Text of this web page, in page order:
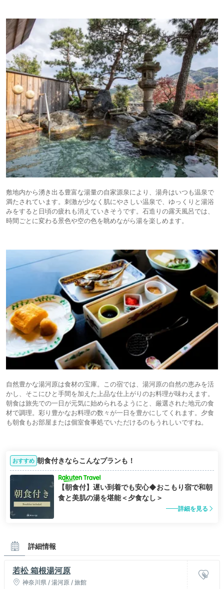
敷地内から湧き出る豊富な湯量の自家源泉により、湯舟はいつも温泉で
満たされています。刺激が少なく肌にやさしい温泉で、ゆっくりと湯浴
みをすると日頃の疲れも消えていきそうです。石造りの露天風呂では、
時間ごとに変わる景色や空の色を眺めながら湯を楽しめます。
自然豊かな湯河原は食材の宝庫。この宿では、湯河原の自然の恵みを活
かし、そこにひと手間を加えた上品な仕上がりのお料理が味わえます。
朝食は旅先での一日が元気に始められるようにと、厳選された地元の食
材で調理。彩り豊かなお料理の数々が一日を豊かにしてくれます。夕食
も朝食もお部屋または個室食事処でいただけるのもうれしいですね。
おすすめ 朝食付きならこんなプランも！
【朝食付】遅い到着でも安心◆おこもり宿で和朝
食と美肌の湯を堪能＜夕食なし＞
詳細を見る
詳細情報
若松 箱根湯河原
神奈川県 / 湯河原 / 旅館